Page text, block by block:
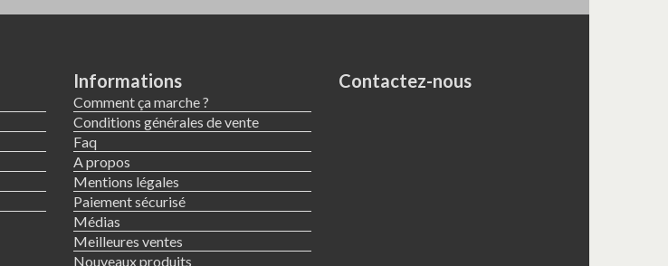
Informations
Comment ça marche ?
Conditions générales de vente
Faq
A propos
Mentions légales
Paiement sécurisé
Médias
Meilleures ventes
Nouveaux produits
Contactez-nous